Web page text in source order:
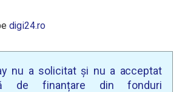
digi24.ro
nu a solicitat și nu a acceptat
de finanțare din fonduri